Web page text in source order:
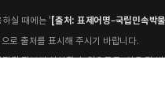
실 때에는 ' [출처: 표제어명–국립민속박
로 출처를 표시해 주시기 바랍니다.
권 정보가 상이할 수 있으므로, 이용 전